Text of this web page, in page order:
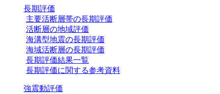
長期評価
主要活断層帯の長期評価
活断層の地域評価
海溝型地震の長期評価
海域活断層の長期評価
長期評価結果一覧
長期評価に関する参考資料
強震動評価